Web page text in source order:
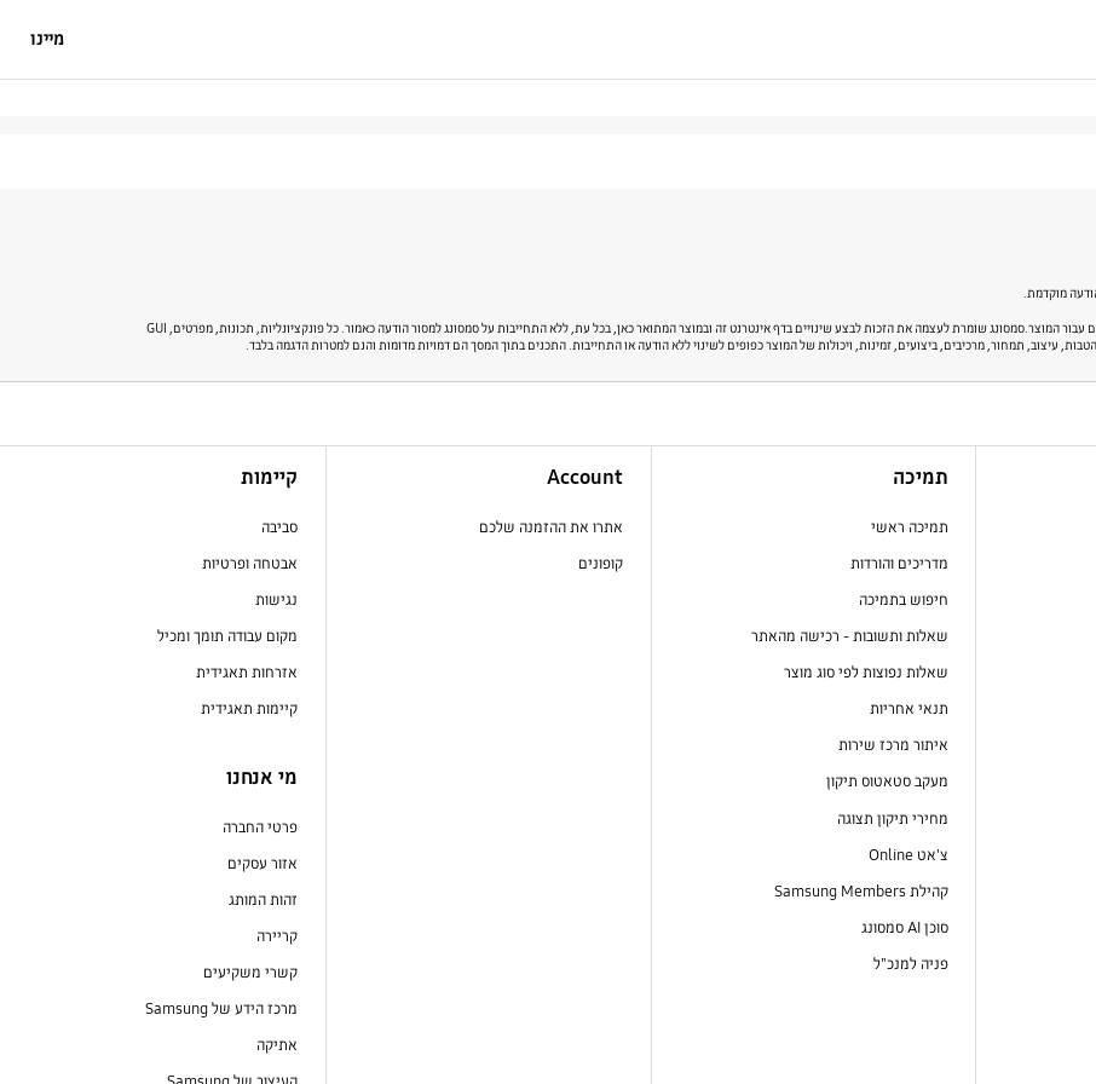
מיינו
מוקדמת.
* כל המפרטים והתיאורים המובאים כאן עשויים להיות שונים מהמפרט הנוכחי ומתיאורים עבור המוצר.סמסונג שומרת לעצמה את הזכות לבצע שינויים בדף אינטרנט זה ובמוצר המתואר כאן, בכל עת, ללא התחייבות על סמסונג למסור הודעה כאמור. כל פונקציונליות, תכונות, מפרטים, GUI
עיצוב, תמחור, מרכיבים, ביצועים, זמינות, ויכולות של המוצר כפופים לשינוי ללא הודעה או התחייבות. התכנים בתוך המסך הם דמויות מדומות והנם למטרות הדגמה בלבד.
תמיכה
תמיכה ראשי
מדריכים והורדות
חיפוש בתמיכה
שאלות ותשובות - רכישה מהאתר
שאלות נפוצות לפי סוג מוצר
תנאי אחריות
איתור מרכז שירות
מעקב סטאטוס תיקון
מחירי תיקון תצוגה
צ'אט Online
קהילת Samsung Members
סוכן AI סמסונג
פניה למנכ"ל
Account
אתרו את ההזמנה שלכם
קופונים
קיימות
סביבה
אבטחה ופרטיות
נגישות
מקום עבודה תומך ומכיל
אזרחות תאגידית
קיימות תאגידית
מי אנחנו
פרטי החברה
אזור עסקים
זהות המותג
קריירה
קשרי משקיעים
מרכז הידע של Samsung
אתיקה